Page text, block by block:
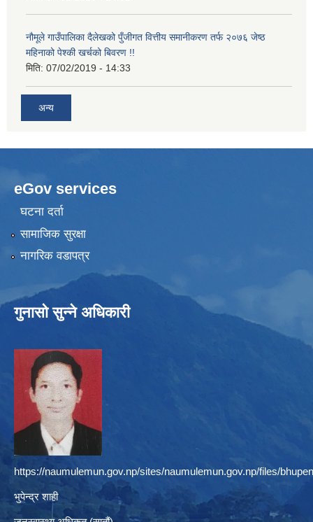
नौमूले गाउँपालिका दैलेखको पुँजीगत वित्तीय समानीकरण तर्फ २०७६ जेष्ठ
महिनाको पेश्की खर्चको बिवरण !!
मिति: 07/02/2019 - 14:33
अन्य
eGov services
घटना दर्ता
सामाजिक सुरक्षा
नागरिक वडापत्र
गुनासो सुन्ने अधिकारी
https://naumulemun.gov.np/sites/naumulemun.gov.np/files/
भुपेन्द्र शाही